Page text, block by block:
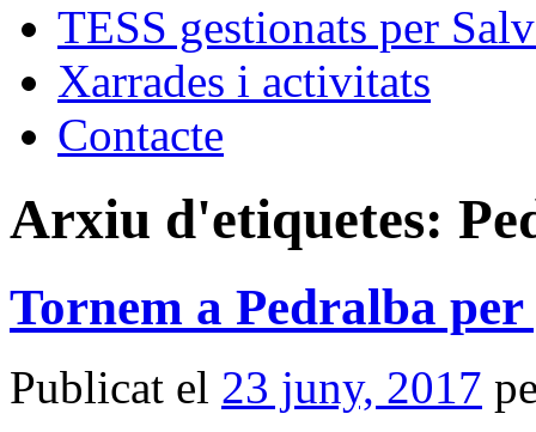
TESS gestionats per
Xarrades i activitats
Contacte
Arxiu d'etiquetes:
Tornem a Pedralba
Publicat el 23 juny, 2017